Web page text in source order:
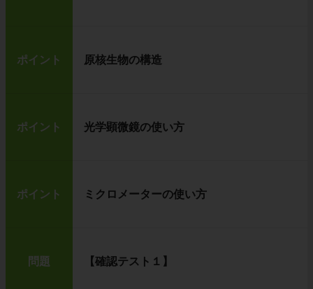
ポイント 原核生物の構造
ポイント 光学顕微鏡の使い方
ポイント ミクロメーターの使い方
問題 【確認テスト１】